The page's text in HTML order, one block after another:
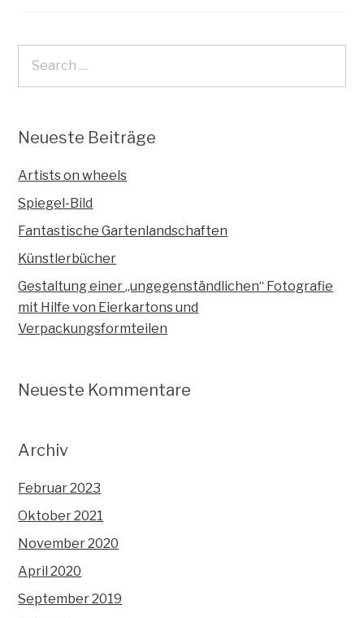
Neueste Beiträge
Artists on wheels
Spiegel-Bild
Fantastische Gartenlandschaften
Künstlerbücher
Gestaltung einer „ungegenständlichen“ Fotografie
mit Hilfe von Eierkartons und
Verpackungsformteilen
Neueste Kommentare
Archiv
Februar 2023
Oktober 2021
November 2020
April 2020
September 2019